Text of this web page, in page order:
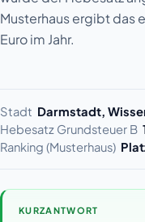
Musterhaus ergibt das
Euro im Jahr.
Stadt Darmstadt,
Hebesatz Grundsteuer B
Ranking (Musterhaus)
KURZANTWORT